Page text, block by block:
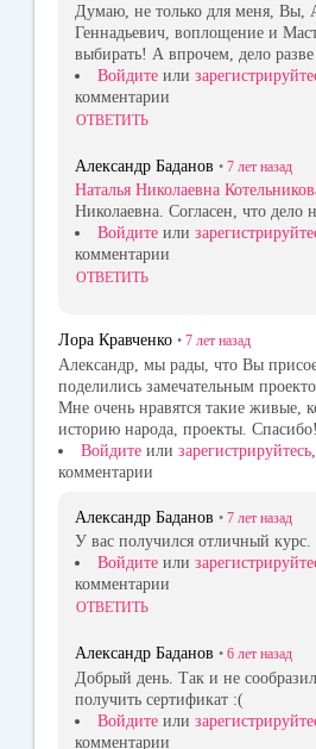
Думаю, не только для меня, Вы,
Геннадьевич, воплощение и
выбирать! А впрочем, дело
Войдите или
комментарии
ОТВЕТИТЬ
Александр Баданов • 7 лет назад
Наталья Николаевна
Николаевна. Согласен, что дело
Войдите или
комментарии
ОТВЕТИТЬ
Лора Кравченко • 7 лет назад
Александр, мы рады, что Вы
поделились замечательным
Мне очень нравятся такие живые,
историю народа, проекты.
Войдите или зарегистрируйтесь
комментарии
Александр Баданов • 7 лет назад
У вас получился отличный
Войдите или
комментарии
ОТВЕТИТЬ
Александр Баданов • 6 лет назад
Добрый день. Так и не
получить сертификат :(
Войдите или
комментарии